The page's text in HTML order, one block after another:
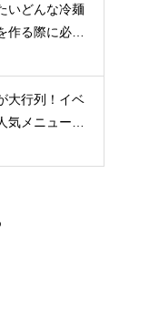
いどんな冷麺
作る際に必要
大行列！イベ
気メニュー作